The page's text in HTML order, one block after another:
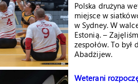
Polska drużyna
miejsce w
w Sydney. W
Estonią. –
zespołów. To
Abadżijew.
Weterani